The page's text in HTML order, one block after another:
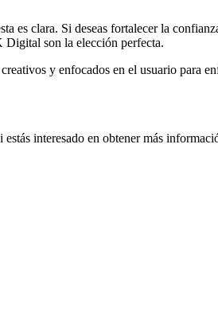
es clara. Si deseas fortalecer la
Digital son la elección perfecta.
y enfocados en el usuario para
estás interesado en obtener más